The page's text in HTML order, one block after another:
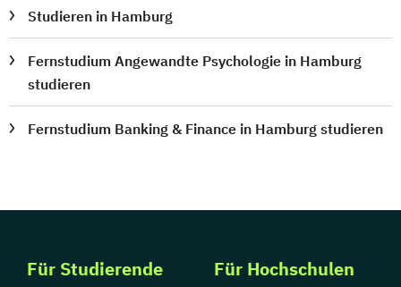
Netzwerktechniker LAN
Online-Marketing-Manager
Online-Redakteur - Online-Texter
PHP-Datenbankentwickler
Palliativbegleiter
Personalentwicklung
Personalsachbearbeiter
Persönlichkeitstraining
Studieren in Hamburg
Fernstudium Angewandte Psychologie in Hamburg
studieren
Fernstudium Banking & Finance in Hamburg studieren
Für Studierende Für Hochschulen